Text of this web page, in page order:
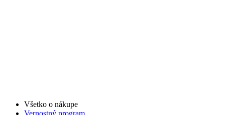
Všetko o nákupe
Vernostný program